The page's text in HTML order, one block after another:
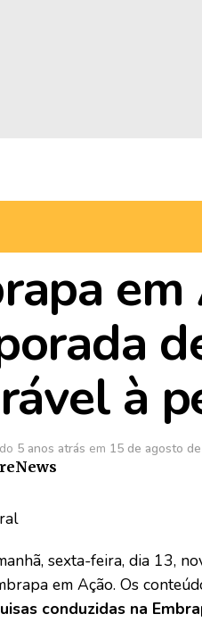
em
à
5 anos atrás em 15 de agosto
sexta-feira, dia 13,
em Ação. Os
conduzidas na